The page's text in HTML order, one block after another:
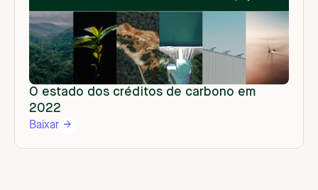
O estado dos créditos de carbono em
2022
Baixar